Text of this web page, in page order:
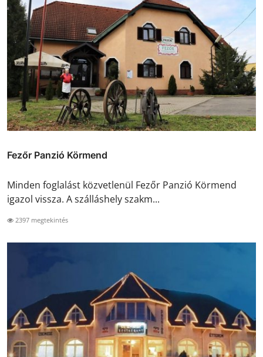
Fezőr Panzió Körmend
Minden foglalást közvetlenül Fezőr Panzió Körmend
igazol vissza. A szálláshely szakm...
2397 megtekintés